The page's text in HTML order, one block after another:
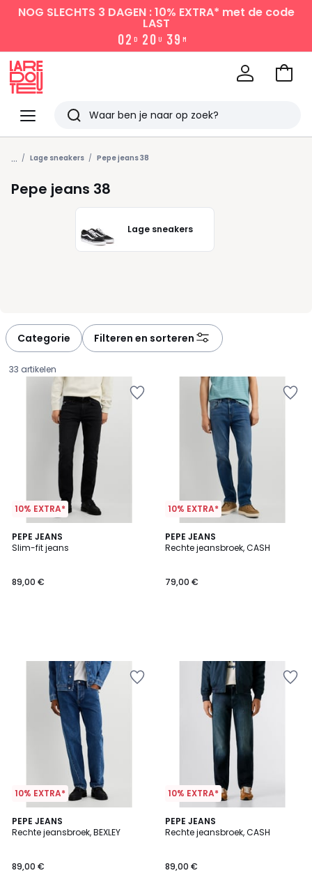
NOG SLECHTS 3 DAGEN : 10% EXTRA* met de code
LAST
02 D 20 U 39 M
Menu
Redoute
Zoeken
Laatst
bekeken
Naar
... Lage sneakers Pepe jeans 38
Pepe jeans 38
Lage sneakers
Categorie Filteren en sorteren
33 artikelen
10% EXTRA*
PEPE JEANS
Slim-fit jeans
€.
89,00 €
10% EXTRA*
PEPE JEANS
Rechte jeansbroek, CASH
79,00 €
10% EXTRA*
PEPE JEANS
Rechte jeansbroek, BEXLEY
89,00 €
10% EXTRA*
PEPE JEANS
Rechte jeansbroek, CASH
89,00 €